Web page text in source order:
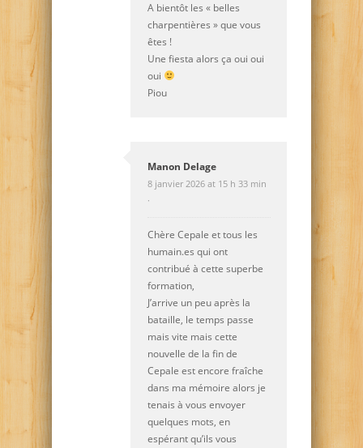
A bientôt les « belles
charpentières » que vous
êtes !
Une fiesta alors ça oui oui
oui
Piou
Manon Delage
8 janvier 2026 at 15 h 33 min
·
Chère Cepale et tous les
humain.es qui ont
contribué à cette superbe
formation,
J’arrive un peu après la
bataille, le temps passe
mais vite mais cette
nouvelle de la fin de
Cepale est encore fraîche
dans ma mémoire alors je
tenais à vous envoyer
quelques mots, en
espérant qu’ils vous